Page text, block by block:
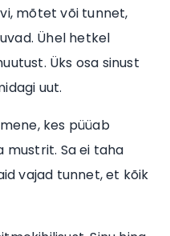
mõtet või tunnet,
Ühel hetkel
Üks osa sinust
uut.
kes püüab
mustrit. Sa ei taha
vajad tunnet, et kõik